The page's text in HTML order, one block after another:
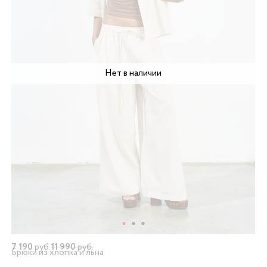
Нет в наличии
7 190 руб.11 990руб.
Брюки из хлопка и льна